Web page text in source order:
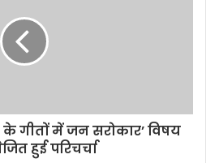
के गीतों में जन सरोकार’ विषय
हुई परिचर्चा